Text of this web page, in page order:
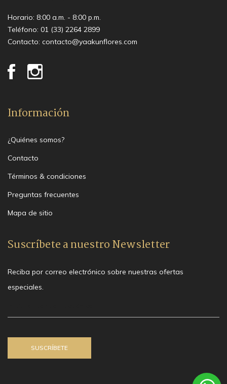
Horario: 8:00 a.m. - 8:00 p.m.
Teléfono: 01 (33) 2264 2899
Contacto: contacto@yaakunflores.com
Información
¿Quiénes somos?
Contacto
Términos & condiciones
Preguntas frecuentes
Mapa de sitio
Suscríbete a nuestro Newsletter
Reciba por correo electrónico sobre nuestras ofertas
especiales.